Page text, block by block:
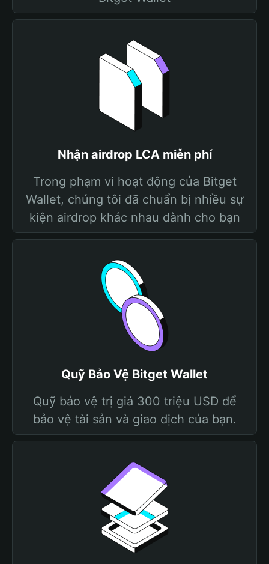
Nhận airdrop LCA miễn phí
Trong phạm vi hoạt động của Bitget
Wallet, chúng tôi đã chuẩn bị nhiều sự
kiện airdrop khác nhau dành cho bạn
Quỹ Bảo Vệ Bitget Wallet
Quỹ bảo vệ trị giá 300 triệu USD để
bảo vệ tài sản và giao dịch của bạn.